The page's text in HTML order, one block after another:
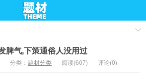
脾气,下策通俗人没用过
分类： 题材分类 阅读(607) 评论(0)